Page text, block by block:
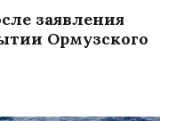
заявления
Ормузского